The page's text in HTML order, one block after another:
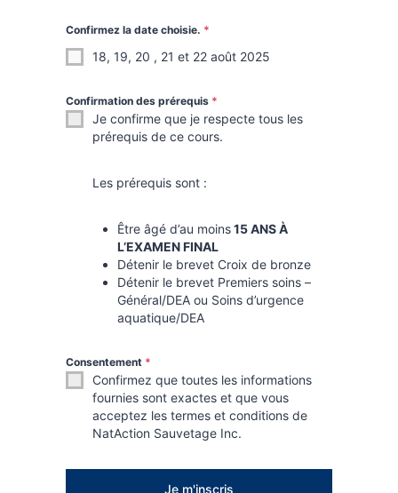
Confirmez la date choisie. *
18, 19, 20 , 21 et 22 août 2025
Confirmation des prérequis *
Je confirme que je respecte tous les
prérequis de ce cours.
Les prérequis sont :
Être âgé d’au moins15 ANS À
L’EXAMEN FINAL
Détenir le brevet Croix de bronze
Détenir le brevet Premiers soins –
Général/DEA ou Soins d’urgence
aquatique/DEA
Consentement *
Confirmez que toutes les informations
fournies sont exactes et que vous
acceptez les termes et conditions de
NatAction Sauvetage Inc.
Je m'inscris